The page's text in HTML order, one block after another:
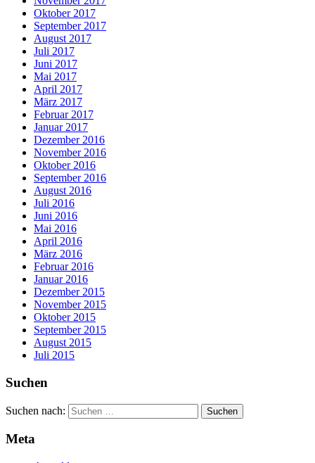
Oktober 2017
September 2017
August 2017
Juli 2017
Juni 2017
Mai 2017
April 2017
März 2017
Februar 2017
Januar 2017
Dezember 2016
November 2016
Oktober 2016
September 2016
August 2016
Juli 2016
Juni 2016
Mai 2016
April 2016
März 2016
Februar 2016
Januar 2016
Dezember 2015
November 2015
Oktober 2015
September 2015
August 2015
Juli 2015
Suchen
Suchen nach:
Meta